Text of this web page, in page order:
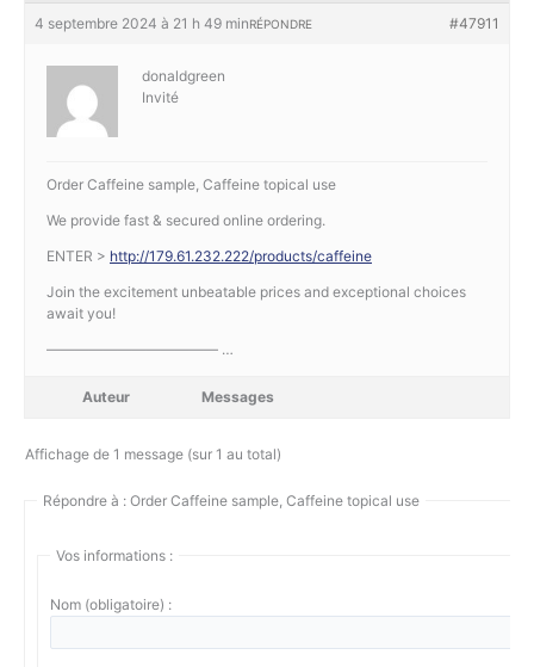
4 septembre 2024 à 21 h 49 min #47911
RÉPONDRE
donaldgreen
Invité
Order Caffeine sample, Caffeine topical use
We provide fast & secured online ordering.
ENTER > http://179.61.232.222/products/caffeine
Join the excitement unbeatable prices and exceptional choices
await you!
———————————— …
Auteur Messages
Affichage de 1 message (sur 1 au total)
Répondre à : Order Caffeine sample, Caffeine topical use
Vos informations :
Nom (obligatoire) :